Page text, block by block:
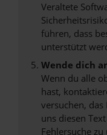
Veraltete
führen, dass
unterstützt
Wende dich
Wenn du alle
hast,
versuchen,
uns diesen
Fehlersuche